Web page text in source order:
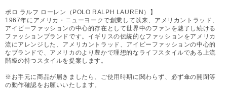
ポロ ラルフ ローレン（POLO RALPH LAUREN）】
1967年にアメリカ・ニューヨークで創業して以来、アメリカントラッド、
アイビーファッションの中心的存在として世界中のファンを魅了し続ける
ファッションブランドです。イギリスの伝統的なファッションをアメリカ
流にアレンジした、アメリカントラッド、アイビーファッションの中心的
なブランドで、アメリカのより豊かで理想的なライフスタイルである上流
階級の持つスタイルを提案します。
※お手元に商品が届きましたら、ご使用時期に関わらず、必ず傘の開閉等
の動作確認をお願いいたします。